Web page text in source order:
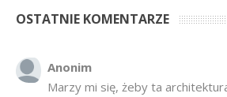
OSTATNIE KOMENTARZE
Anonim
Marzy mi się, żeby ta